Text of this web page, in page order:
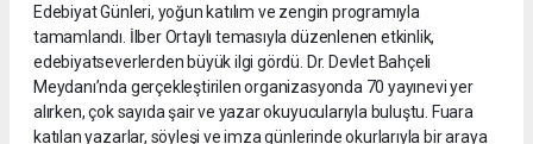
Edebiyat Günleri, yoğun katılım ve zengin programıyla
tamamlandı. İlber Ortaylı temasıyla düzenlenen etkinlik,
edebiyatseverlerden büyük ilgi gördü. Dr. Devlet Bahçeli
Meydanı’nda gerçekleştirilen organizasyonda 70 yayınevi yer
alırken, çok sayıda şair ve yazar okuyucularıyla buluştu. Fuara
katılan yazarlar, söyleşi ve imza günlerinde okurlarıyla bir araya